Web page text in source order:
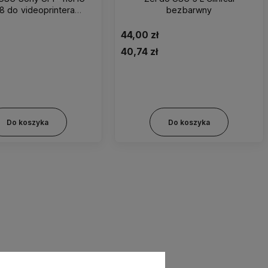
do videoprintera
Do koszyka
bezbarwny
44,00 zł
40,74 zł
Do koszyka